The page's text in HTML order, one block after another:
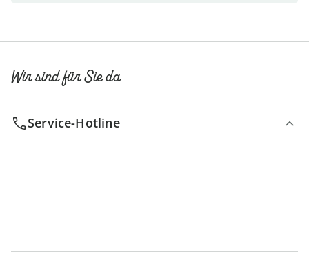
Wir sind für Sie da
Service-Hotline